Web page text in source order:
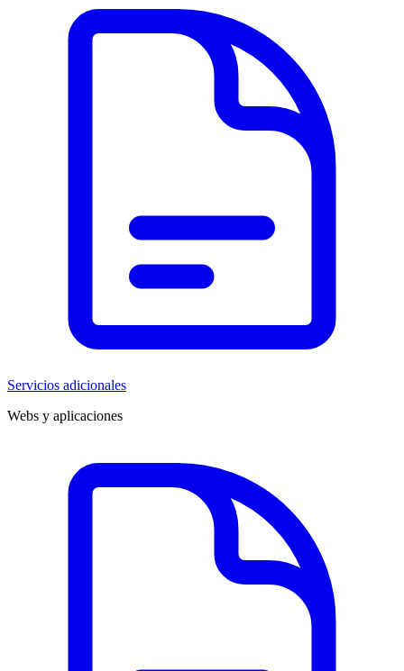
Servicios adicionales
Webs y aplicaciones